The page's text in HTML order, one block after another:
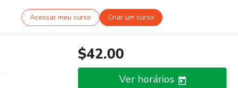
Acessar meu curso Criar um curso
$42.00
Ver horários